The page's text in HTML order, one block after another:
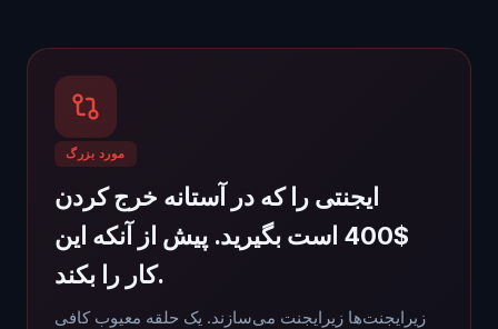
مورد بزرگ
ایجنتی را که در آستانه خرج کردن
$400 است بگیرید. پیش از آنکه این
کار را بکند.
زیرایجنت‌ها زیرایجنت می‌سازند. یک حلقه معیوب کافی